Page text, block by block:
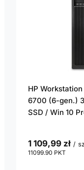
HP
6700 (6-gen.)
SSD / Win 10
1 109,99 zł /
11099.90 PKT